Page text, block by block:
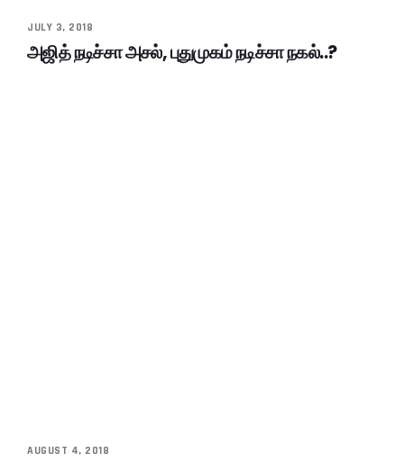
JULY 3, 2018
அஜித் நடிச்சா அசல், புதுமுகம் நடிச்சா நகல்..?
AUGUST 4, 2018